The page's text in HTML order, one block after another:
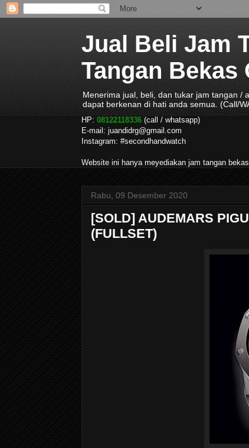
Jual Beli Jam
Tangan
Menerima jual, beli, dan tukar jam tangan /
dapat berkenan di hati anda semua. (Call/
HP: 08122118336 (call / whatsapp)
E-mail: juandidrg@gmail.com
Instagram: #secondhandwatch
Website ini hanya meyediakan jam tangan
Rabu, 09 Desember 2020
[SOLD] AUDEMARS
(FULLSET)